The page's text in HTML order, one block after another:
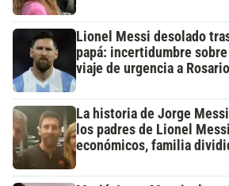
Lionel Messi desolado
papá: incertidumbre
viaje de urgencia a Rosario
La historia de Jorge
los padres de Lionel
económicos, familia